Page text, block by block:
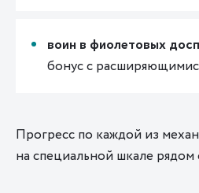
воин в фиолетовых
бонус с
Прогресс по каждой из
на специальной шкале рядом